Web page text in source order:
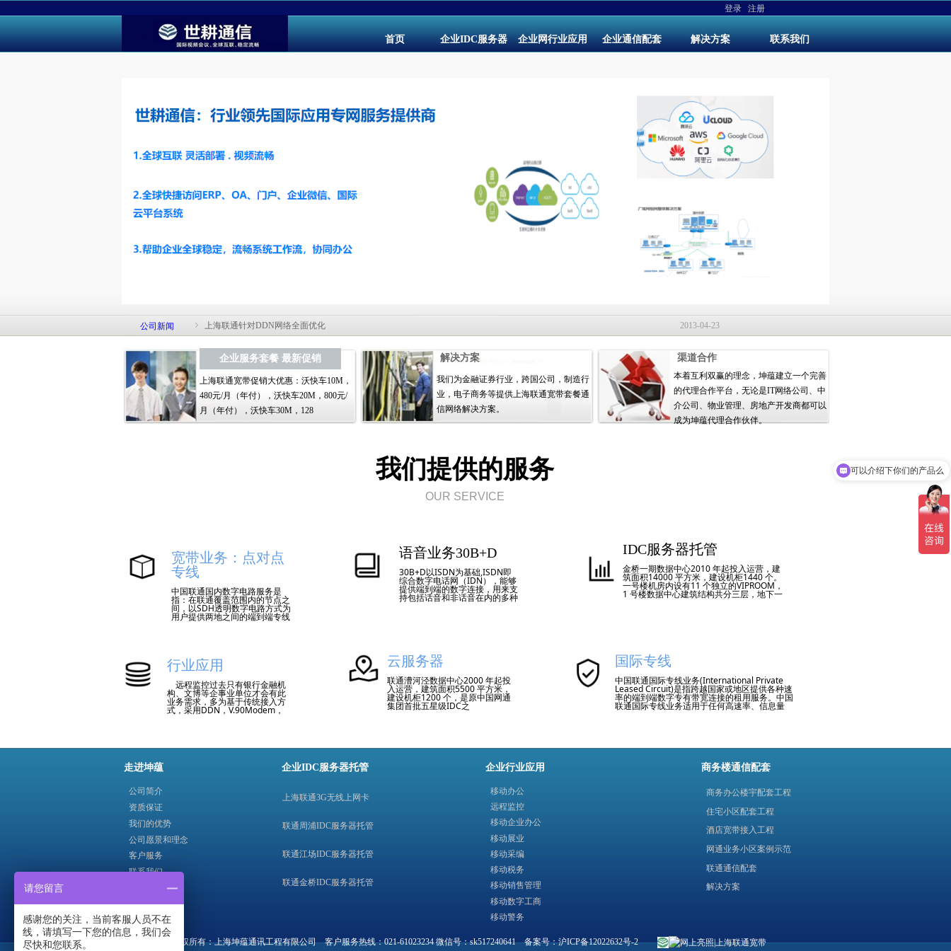
登录 注册
首页 企业IDC服务器 企业网行业应用 企业通信配套 解决方案 联系我们
公司新闻 2013-04-23
ꁇ 上海联通针对DDN网络全面优化
企业服务套餐 最新促销
上海联通宽带促销大优惠：沃快车10M，
480元/月（年付），沃快车20M，800元/
月（年付），沃快车30M，128
解决方案
我们为金融证券行业，跨国公司，制造行
业，电子商务等提供上海联通宽带套餐通
信网络解决方案。
渠道合作
本着互利双赢的理念，坤蕴建立一个完善
的代理合作平台，无论是IT网络公司、中
介公司、物业管理、房地产开发商都可以
成为坤蕴代理合作伙伴。
宽带业务：点对点
专线
中国联通国内数字电路服务是
指：在联通覆盖范围内的节点之
间，以SDH透明数字电路方式为
用户提供两地之间的端到端专线
连接。中国联通从用户需求出
量的622Mbps、155Mbps、
2Mbps、1000Mbps、
100Mbps、10Mbps 各种速率、
各种协议的端口，用于提供大容
量高带宽的国内专线服务，为开
通各种通信业务提供支持多带宽
选择、承载语音、数据及多媒体
流的国内数字电路连接。大容量
互联。
语音业务30B+D
30B+D以ISDN为基础,ISDN即
综合数字电话网（IDN），能够
提供端到端的数字连接，用来支
持包括话音和非话音在内的多种
电信业务，是在现有电话网上开
30个64K语音通道。
IDC服务器托管
金桥一期数据中心2010 年起投入运营，建
筑面积14000 平方米，建设机柜1440 个。
一号楼机房内设有11 个独立的VIPROOM，
1 号楼数据中心建筑结构共分三层，地下一
层为联通基础设施区，一层为中小企业专
求。
行业应用
远程监控过去只有银行金融机
构、文博等企事业单位才会有此
业务需求，多为基于传统接入方
式，采用DDN，V.90Modem，
ISDN等接入方式，在银行金融机
云服务器
联通漕河泾数据中心2000 年起投
入运营，建筑面积5500 平方米，
建设机柜1200 个，是原中国网通
集团首批五星级IDC之
一。https://www.1010sh.com/pro
国际专线
中国联通国际专线业务(International Private
Leased Circuit)是指跨越国家或地区提供各种速
率的端到端数字专有带宽连接的租用服务。中国
联通国际专线业务适用于任何高速率、信息量
大、实时性强的业务传送，可实现跨国企业在不
营商建立了直达电路，通过其他运营商转接可以
有国际局3个，卫星地面站1个，国际边境站5
个，海缆登陆站3个。另在香港、台湾、美国的
德国法兰克福等地设有POP节
我们提供的服务
OUR SERVICE
走进坤蕴
版权所有：上海坤蕴通讯工程有限公司 客户服务热线：021-61023234 微信号：sk517240641备案号：沪ICP备12022632号-2
公司简介
资质保证
我们的优势
公司愿景和理念
客户服务
联系我们
企业IDC服务器托管
上海联通3G无线上网卡
联通周浦IDC服务器托管
联通江场IDC服务器托管
联通金桥IDC服务器托管
移动办公
远程监控
移动企业办公
移动展业
移动采编
移动税务
移动销售管理
移动数字工商
移动警务
企业行业应用
商务办公楼宇配套工程
住宅小区配套工程
酒店宽带接入工程
网通业务小区案例示范
联通通信配套
解决方案
商务楼通信配套
可以介绍下你们的产品么
请您留言
感谢您的关注，当前客服人员不在
线，请填写一下您的信息，我们会
尽快和您联系。